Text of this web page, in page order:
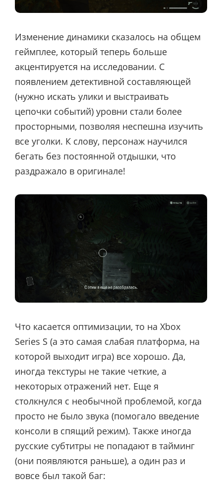
Изменение динамики сказалось на общем
геймплее, который теперь больше
акцентируется на исследовании. С
появлением детективной составляющей
(нужно искать улики и выстраивать
цепочки событий) уровни стали более
просторными, позволяя неспешна изучить
все уголки. К слову, персонаж научился
бегать без постоянной отдышки, что
раздражало в оригинале!
Что касается оптимизации, то на Xbox
Series S (а это самая слабая платформа, на
которой выходит игра) все хорошо. Да,
иногда текстуры не такие четкие, а
некоторых отражений нет. Еще я
столкнулся с необычной проблемой, когда
просто не было звука (помогало введение
консоли в спящий режим). Также иногда
русские субтитры не попадают в тайминг
(они появляются раньше), а один раз и
вовсе был такой баг: